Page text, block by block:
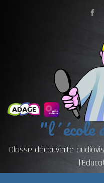
"l´école
Classe découverte